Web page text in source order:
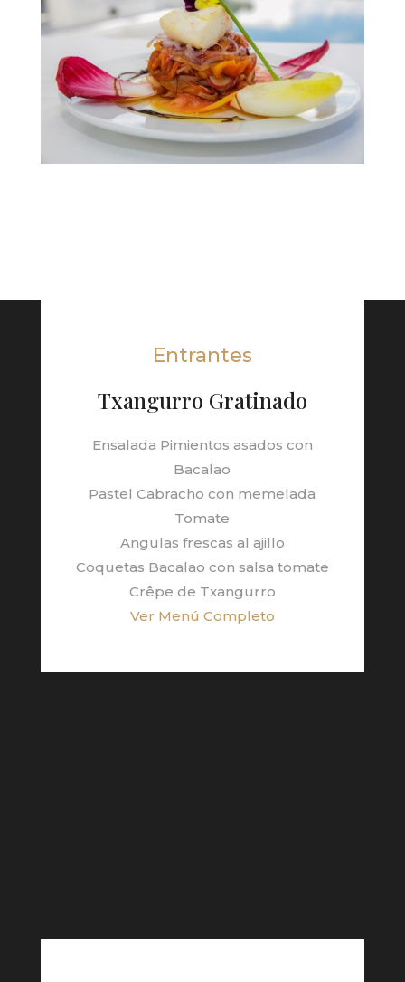
Entrantes
Txangurro Gratinado
Ensalada Pimientos asados con
Bacalao
Pastel Cabracho con memelada
Tomate
Angulas frescas al ajillo
Coquetas Bacalao con salsa tomate
Crêpe de Txangurro
Ver Menú Completo